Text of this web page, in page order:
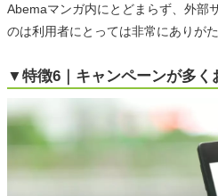
Abemaマンガ内にとどまらず、外部
のは利用者にとっては非常にありがた
▼特徴6｜キャンペーンが多く